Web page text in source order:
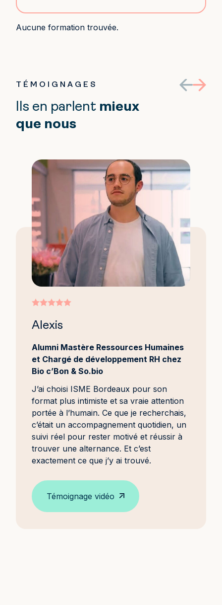
Aucune formation trouvée.
TÉMOIGNAGES
Ils en parlent mieux
que nous
Alexis
Alumni Mastère Ressources Humaines
et Chargé de développement RH chez
Bio c’Bon & So.bio
J’ai choisi ISME Bordeaux pour son
format plus intimiste et sa vraie attention
portée à l’humain. Ce que je recherchais,
c’était un accompagnement quotidien, un
suivi réel pour rester motivé et réussir à
trouver une alternance. Et c’est
exactement ce que j’y ai trouvé.
Témoignage vidéo